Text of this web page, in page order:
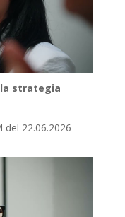
la strategia
22.06.2026